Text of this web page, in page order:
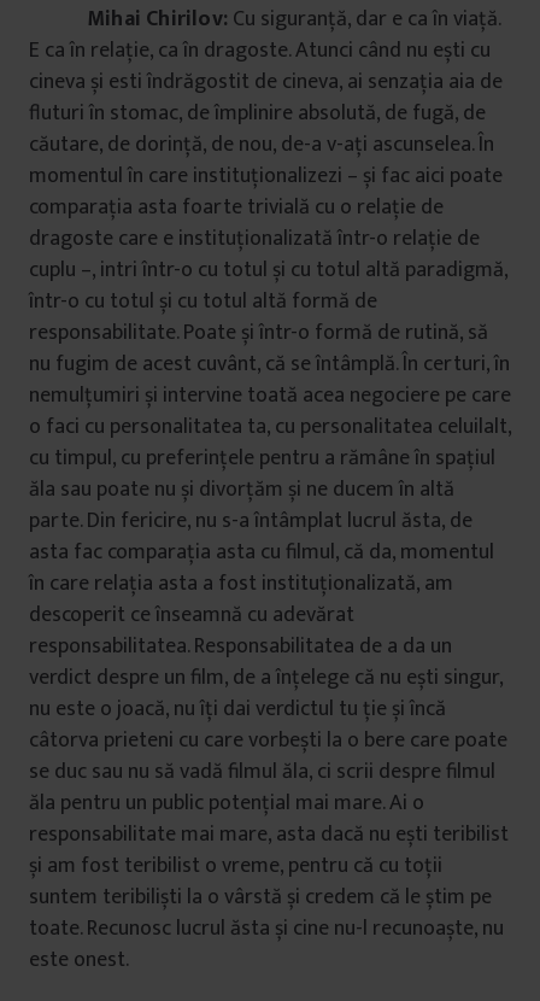
Mihai Chirilov: Cu siguranță, dar e ca în viață.
E ca în relație, ca în dragoste. Atunci când nu ești cu
cineva și esti îndrăgostit de cineva, ai senzația aia de
fluturi în stomac, de împlinire absolută, de fugă, de
căutare, de dorință, de nou, de-a v-ați ascunselea. În
momentul în care instituționalizezi – și fac aici poate
comparația asta foarte trivială cu o relație de
dragoste care e instituționalizată într-o relație de
cuplu –, intri într-o cu totul și cu totul altă paradigmă,
într-o cu totul și cu totul altă formă de
responsabilitate. Poate și într-o formă de rutină, să
nu fugim de acest cuvânt, că se întâmplă. În certuri, în
nemulțumiri și intervine toată acea negociere pe care
o faci cu personalitatea ta, cu personalitatea celuilalt,
cu timpul, cu preferințele pentru a rămâne în spațiul
ăla sau poate nu și divorțăm și ne ducem în altă
parte. Din fericire, nu s-a întâmplat lucrul ăsta, de
asta fac comparația asta cu filmul, că da, momentul
în care relația asta a fost instituționalizată, am
descoperit ce înseamnă cu adevărat
responsabilitatea. Responsabilitatea de a da un
verdict despre un film, de a înțelege că nu ești singur,
nu este o joacă, nu îți dai verdictul tu ție și încă
câtorva prieteni cu care vorbești la o bere care poate
se duc sau nu să vadă filmul ăla, ci scrii despre filmul
ăla pentru un public potențial mai mare. Ai o
responsabilitate mai mare, asta dacă nu ești teribilist
și am fost teribilist o vreme, pentru că cu toții
suntem teribiliști la o vârstă și credem că le știm pe
toate. Recunosc lucrul ăsta și cine nu-l recunoaște, nu
este onest.